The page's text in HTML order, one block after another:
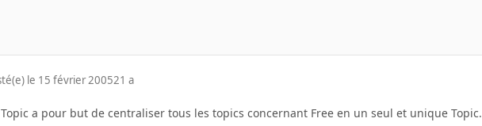
le 15 février 200521 a
Topic a pour but de centraliser tous les topics concernant Free en un seul et unique Topic.